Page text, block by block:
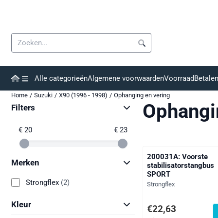
Zoeken
Alle categorieënAlgemene voorwaardenVoorraad
Home / Suzuki / X90 (1996 - 1998) / Ophanging en vering
Filters
€ 20 € 23
Merken
Strongflex (2)
Kleur
200031A: Voorste
stabilisatorstangbus
SPORT
Merk:
Strongflex
Prijs: 22,63, exclusief
€22,63